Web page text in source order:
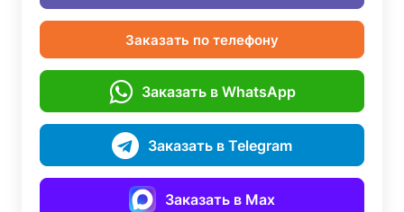
Заказать по телефону
Заказать в WhatsApp
Заказать в Telegram
Заказать в Max